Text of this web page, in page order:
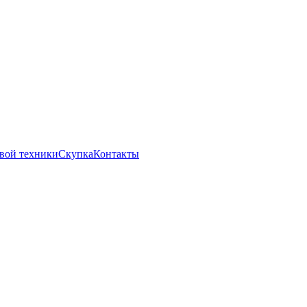
техникиСкупкаКонтакты